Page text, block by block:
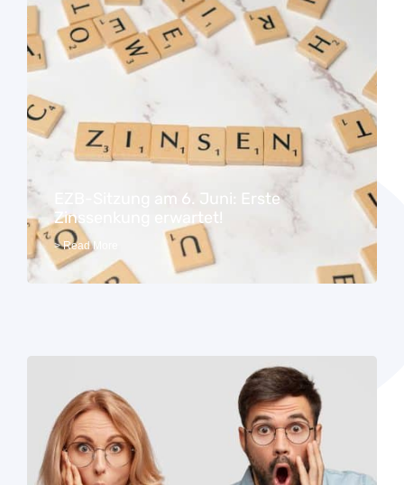
EZB-Sitzung am 6. Juni: Erste
Zinssenkung erwartet!
> Read More